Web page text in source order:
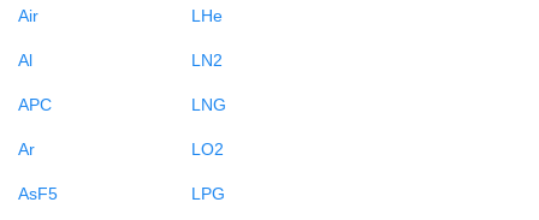
Air
Al
APC
Ar
AsF5
LHe
LN2
LNG
LO2
LPG